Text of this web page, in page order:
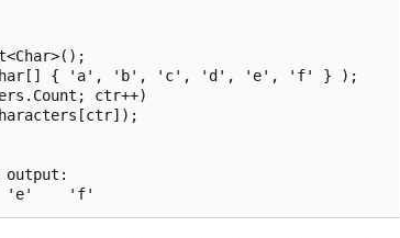
{ 'a', 'b', 'c', 'd', 'e', 'f' } );
ctr++)
output: